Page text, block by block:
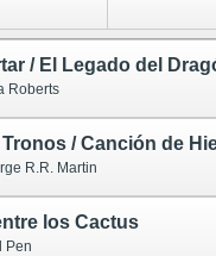
Roberts
R.R. Martin
los Cactus
Pen